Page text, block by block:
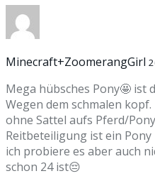
Minecraft+ZoomerangGirl
Mega hübsches Pony🤩 ist
Wegen dem schmalen
ohne Sattel aufs Pferd/
Reitbeteiligung ist ein
ich probiere es aber auch
schon 24 ist😔